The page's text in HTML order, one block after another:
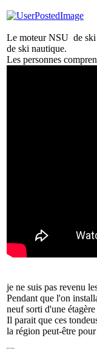
Le moteur NSU de ski
de ski nautique.
Les personnes
je ne suis pas revenu
Pendant que l'on
neuf sorti d'une
Il parait que ces
la région peut-être